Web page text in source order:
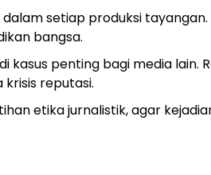
setiap produksi
bangsa.
kasus penting bagi media lain.
reputasi.
etika jurnalistik, agar